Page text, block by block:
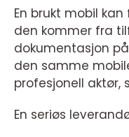
En brukt mobil
den kommer fra
dokumentasjon
den samme
profesjonell aktør,
En seriøs